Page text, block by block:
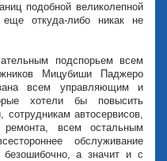
подобной великолепной
еще откуда-либо никак не
подспорьем всем
Мицубиши Паджеро
всем управляющим и
хотели бы повысить
автосервисов,
всем остальным
обслуживание
а значит и с